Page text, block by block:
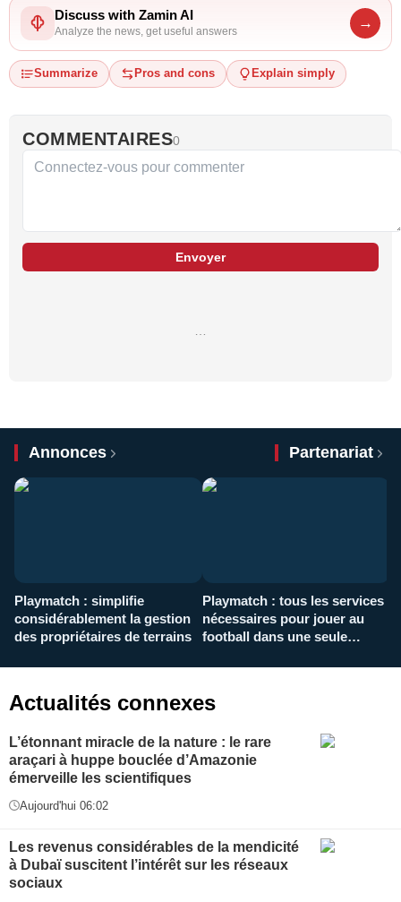
Discuss with Zamin AI
Analyze the news, get useful answers
→
Summarize Pros and cons Explain simply
COMMENTAIRES0
Envoyer
Annonces Partenariat
Playmatch : simplifie
considérablement la gestion
des propriétaires de terrains
Playmatch : tous les services
nécessaires pour jouer au
football dans une seule
Actualités connexes
L’étonnant miracle de la nature : le rare
araçari à huppe bouclée d’Amazonie
émerveille les scientifiques
Aujourd'hui 06:02
Les revenus considérables de la mendicité
à Dubaï suscitent l’intérêt sur les réseaux
sociaux